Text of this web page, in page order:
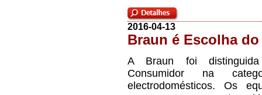
2016-04-13
Braun é Escolha
A Braun foi
Consumidor na
electrodomésticos. Os